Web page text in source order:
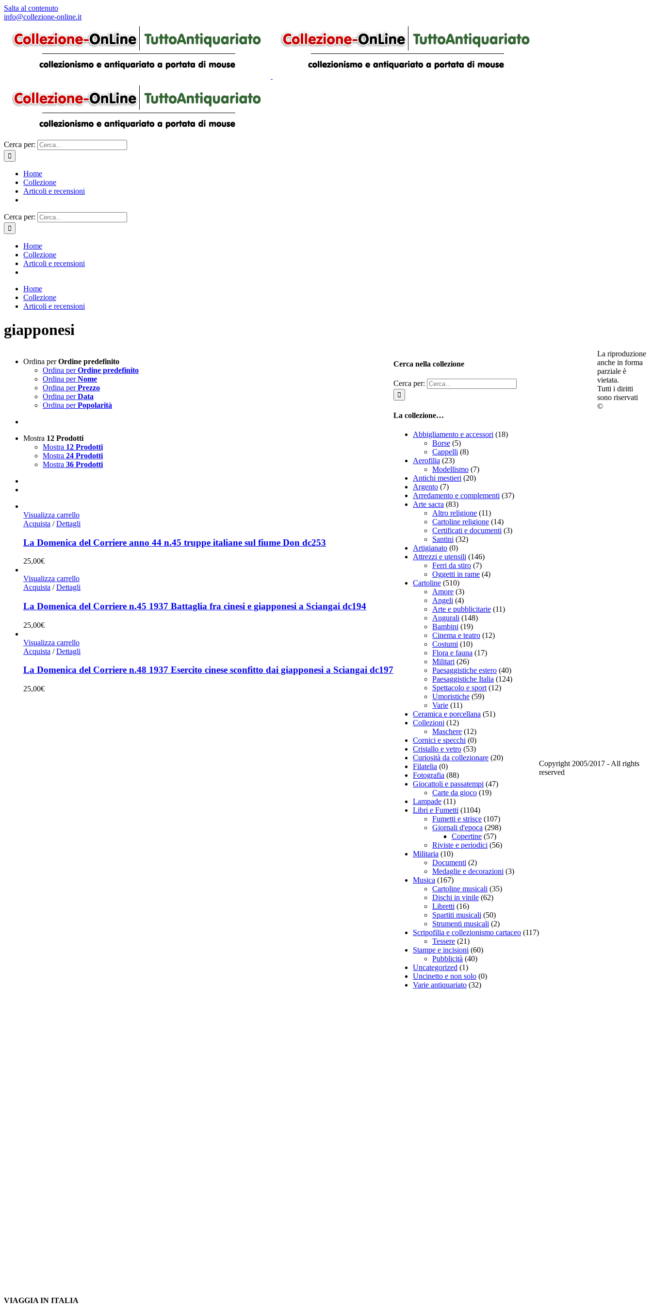
Salta al contenuto
info@collezione-online.it
Cerca per:
Home
Collezione
Articoli e recensioni
Cerca per:
Home
Collezione
Articoli e recensioni
Home
Collezione
Articoli e recensioni
giapponesi
Ordina perOrdine predefinito
Ordina perOrdine predefinito
Ordina perNome
Ordina perPrezzo
Ordina perData
Ordina perPopolarità
Mostra 12 Prodotti
Mostra 12 Prodotti
Mostra 24 Prodotti
Mostra 36 Prodotti
Visualizza carrello
Acquista / Dettagli
La Domenica del Corriere anno 44 n.45 truppe italiane sul fiume Don dc253
25,00€
Visualizza carrello
Acquista / Dettagli
La Domenica del Corriere n.45 1937 Battaglia fra cinesi e giapponesi a Sciangai dc194
25,00€
Visualizza carrello
Acquista / Dettagli
La Domenica del Corriere n.48 1937 Esercito cinese sconfitto dai giapponesi a Sciangai dc197
25,00€
Cerca nella collezione
Cerca per:
La collezione…
Abbigliamento e accessori (18)
Borse (5)
Cappelli (8)
Aerofilia (23)
Modellismo (7)
Antichi mestieri (20)
Argento (7)
Arredamento e complementi (37)
Arte sacra (83)
Altro religione (11)
Cartoline religione (14)
Certificati e documenti (3)
Santini (32)
Artigianato (0)
Attrezzi e utensili (146)
Ferri da stiro (7)
Oggetti in rame (4)
Cartoline (510)
Amore (3)
Angeli (4)
Arte e pubblicitarie (11)
Augurali (148)
Bambini (19)
Cinema e teatro (12)
Costumi (10)
Flora e fauna (17)
Militari (26)
Paesaggistiche estero (40)
Paesaggistiche Italia (124)
Spettacolo e sport (12)
Umoristiche (59)
Varie (11)
Ceramica e porcellana (51)
Collezioni (12)
Maschere (12)
Cornici e specchi (0)
Cristallo e vetro (53)
Curiosità da collezionare (20)
Filatelia (0)
Fotografia (88)
Giocattoli e passatempi (47)
Carte da gioco (19)
Lampade (11)
Libri e Fumetti (1104)
Fumetti e strisce (107)
Giornali d'epoca (298)
Copertine (57)
Riviste e periodici (56)
Militaria (10)
Documenti (2)
Medaglie e decorazioni (3)
Musica (167)
Cartoline musicali (35)
Dischi in vinile (62)
Libretti (16)
Spartiti musicali (50)
Strumenti musicali (2)
Scripofilia e collezionismo cartaceo (117)
Tessere (21)
Stampe e incisioni (60)
Pubblicità (40)
Uncategorized (1)
Uncinetto e non solo (0)
Varie antiquariato (32)
La riproduzione
anche in forma
parziale è
vietata.
Tutti i diritti
sono riservati
©
Copyright 2005/2017 - All rights
reserved
VIAGGIA IN ITALIA